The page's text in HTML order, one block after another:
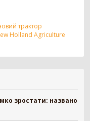
трактор
Holland Agriculture
зростати: названо